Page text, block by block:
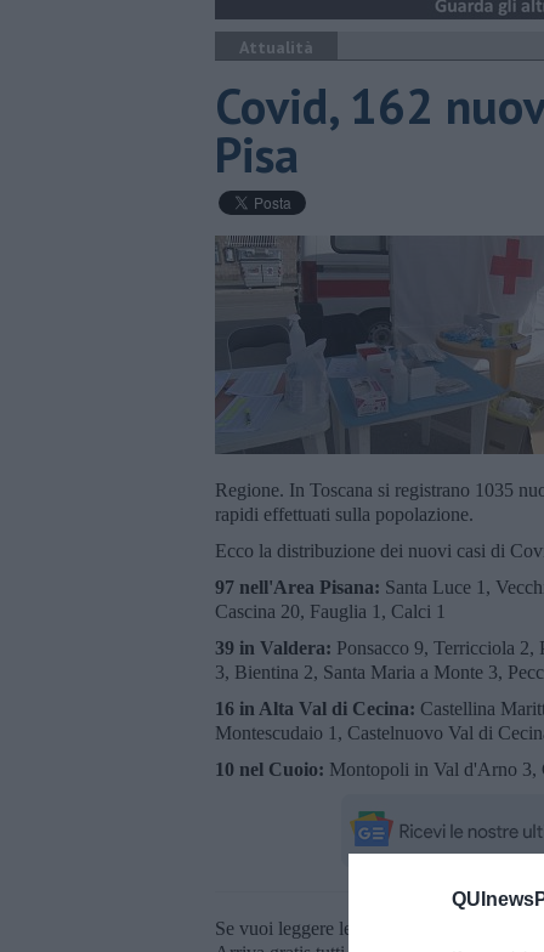
Attualità
Covid, 162
Pisa
Regione. In Toscana si registrano 1035
rapidi effettuati sulla popolazione.
Ecco la distribuzione dei nuovi casi di
97 nell'Area Pisana: Santa Luce 1,
Cascina 20, Fauglia 1, Calci 1
39 in Valdera: Ponsacco 9, Terricciola 2,
3, Bientina 2, Santa Maria a Monte 3,
16 in Alta Val di Cecina: Castellina
Montescudaio 1, Castelnuovo Val di
10 nel Cuoio: Montopoli in Val d'Arno 3,
Se vuoi leggere le notizie principali della